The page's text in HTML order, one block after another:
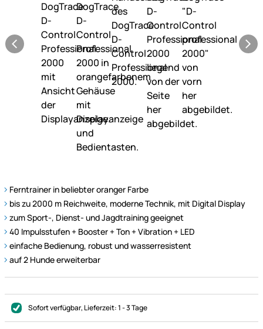
Ferntrainer in beliebter oranger Farbe
bis zu 2000 m Reichweite, moderne Technik, mit Digital Display
zum Sport-, Dienst- und Jagdtraining geeignet
40 Impulsstufen + Booster + Ton + Vibration + LED
einfache Bedienung, robust und wasserresistent
auf 2 Hunde erweiterbar
Sofort verfügbar, Lieferzeit:1 - 3 Tage